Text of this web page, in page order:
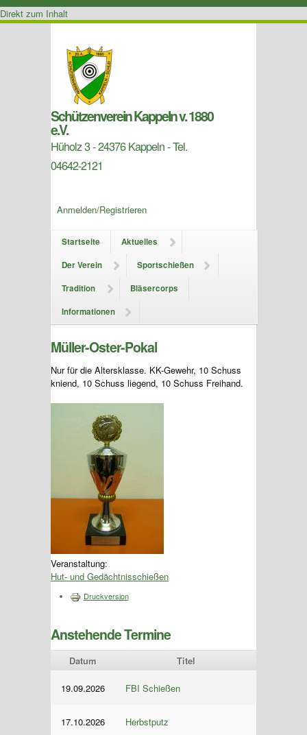
Direkt zum Inhalt
Schützenverein Kappeln v. 1880
e.V.
Hüholz 3 - 24376 Kappeln - Tel.
04642-2121
Anmelden/Registrieren
Startseite
Aktuelles
Der Verein
Sportschießen
Tradition
Bläsercorps
Informationen
Müller-Oster-Pokal
Nur für die Altersklasse. KK-Gewehr, 10 Schuss
kniend, 10 Schuss liegend, 10 Schuss Freihand.
Veranstaltung:
Hut- und Gedächtnisschießen
Druckversion
Anstehende Termine
Datum Titel
19.09.2026 FBI Schießen
17.10.2026 Herbstputz